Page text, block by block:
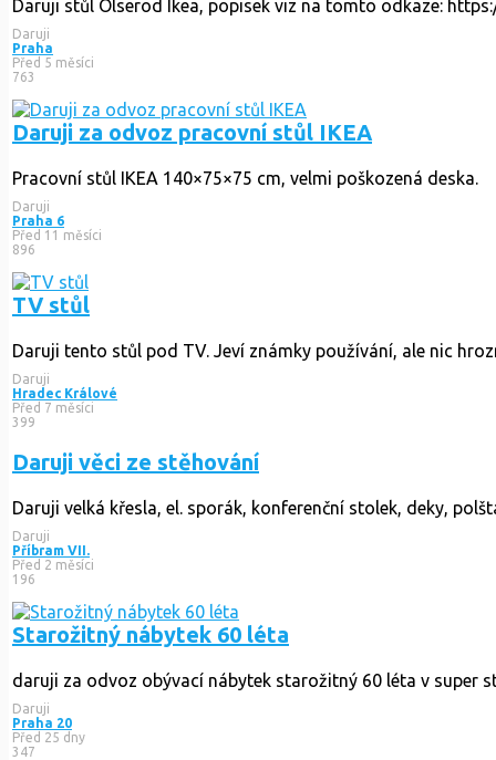
Daruji stůl Olserod Ikea, popisek viz na tomto odkaze:
Daruji
Praha
Před 5 měsíci
763
Daruji za odvoz pracovní stůl IKEA
Pracovní stůl IKEA 140×75×75 cm, velmi poškozená deska.
Daruji
Praha 6
Před 11 měsíci
896
TV stůl
Daruji tento stůl pod TV. Jeví známky používání, ale nic
Daruji
Hradec Králové
Před 7 měsíci
399
Daruji věci ze stěhování
Daruji velká křesla, el. sporák, konferenční stolek, deky,
Daruji
Příbram VII.
Před 2 měsíci
196
Starožitný nábytek 60 léta
daruji za odvoz obývací nábytek starožitný 60 léta v super
Daruji
Praha 20
Před 25 dny
347